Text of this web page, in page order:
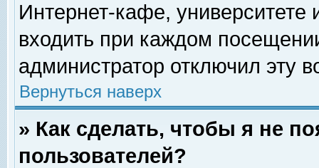
Интернет-кафе, университете
входить при каждом
администратор отключил эту
Вернуться наверх
» Как сделать, чтобы я не
пользователей?